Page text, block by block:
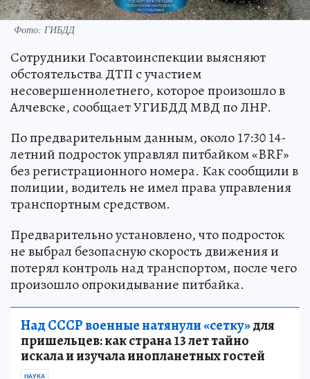
Сотрудники Госавтоинспекции выясняют
обстоятельства ДТП с участием
несовершеннолетнего, которое произошло в
Алчевске, сообщает УГИБДД МВД по ЛНР.
По предварительным данным, около 17:30 14-
летний подросток управлял питбайком «BRF»
без регистрационного номера. Как сообщили в
полиции, водитель не имел права управления
транспортным средством.
Предварительно установлено, что подросток
не выбрал безопасную скорость движения и
потерял контроль над транспортом, после чего
произошло опрокидывание питбайка.
Над СССР военные натянули «сетку» для
пришельцев: как страна 13 лет тайно
искала и изучала инопланетных гостей